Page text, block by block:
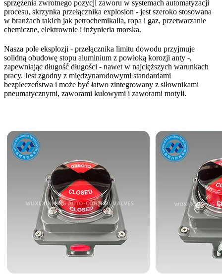
sprzężenia zwrotnego pozycji zaworu w systemach automatyzacji
procesu, skrzynka przełącznika explosion - jest szeroko stosowana
w branżach takich jak petrochemikalia, ropa i gaz, przetwarzanie
chemiczne, elektrownie i inżynieria morska.
Nasza pole eksplozji - przełącznika limitu dowodu przyjmuje
solidną obudowę stopu aluminium z powłoką korozji anty -,
zapewniając długość długości - nawet w najcięższych warunkach
pracy. Jest zgodny z międzynarodowymi standardami
bezpieczeństwa i może być łatwo zintegrowany z siłownikami
pneumatycznymi, zaworami kulowymi i zaworami motyli.